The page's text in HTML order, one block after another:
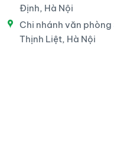
Định, Hà Nội
Chi nhánh văn
Thịnh Liệt, Hà Nội